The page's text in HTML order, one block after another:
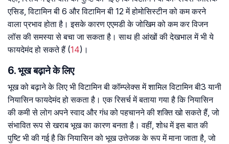
एसिड, विटामिन बी 6 और विटामिन बी 12 में होमोसिस्टीन को कम करने
वाला प्रभाव होता है। इसके कारण एएमडी के जोखिम को कम कर विजन
लॉस की समस्या से बचा जा सकता है। साथ ही आंखों की देखभाल में भी ये
फायदेमंद हो सकते हैं (14)।
6. भूख बढ़ाने के लिए
भूख को बढ़ाने के लिए भी विटामिन बी कॉम्प्लेक्स में शामिल विटामिन बी3 यानी
नियासिन फायदेमंद हो सकता है। एक रिसर्च में बताया गया है कि नियासिन
की कमी से लोग अपने स्वाद और गंध को पहचानने की शक्ति खो सकते हैं, जो
संभावित रूप से खराब भूख का कारण बनता है। वहीं, शोध में इस बात की
पुष्टि भी की गई है कि नियासिन को भूख उत्तेजक के रूप में माना जाता है, जो